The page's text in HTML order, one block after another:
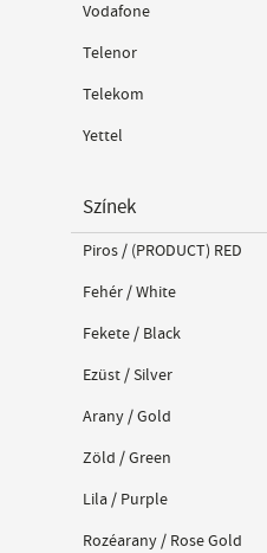
Vodafone
Telenor
Telekom
Yettel
Színek
Piros / (PRODUCT) RED
Fehér / White
Fekete / Black
Ezüst / Silver
Arany / Gold
Zöld / Green
Lila / Purple
Rozéarany / Rose Gold